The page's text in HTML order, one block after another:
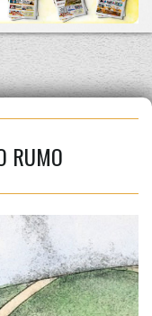
RUMO